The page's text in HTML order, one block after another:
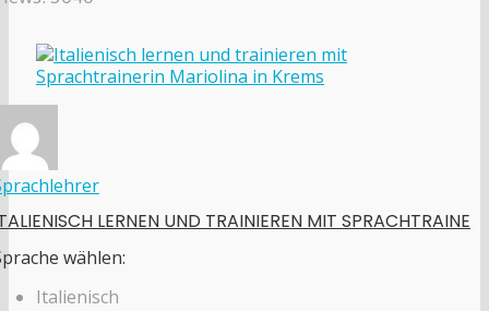
LERNEN UND TRAINIEREN MIT SPRACHTRAINE
wählen:
Italienisch